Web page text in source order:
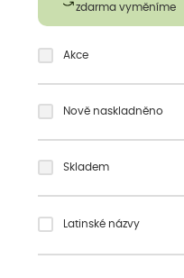
zdarma vyměníme
Akce
Nově naskladněno
Skladem
Latinské názvy